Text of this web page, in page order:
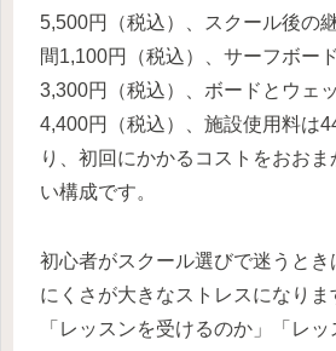
5,500円（税込）、スクール後の
間1,100円（税込）、サーフボー
3,300円（税込）、ボードとウェ
4,400円（税込）、施設使用料は
り、初回にかかるコストをおお
い構成です。
初心者がスクール選びで迷うとき
にくさが大きなストレスになり
「レッスンを受けるのか」「レ